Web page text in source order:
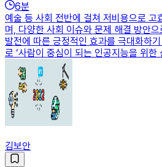
6분
예술 등 사회 전반에 걸쳐 저비용으로 고
며, 다양한 사회 이슈와 문제 해결 방안
발전에 따른 긍정적인 효과를 극대화하
로 ‘사람이 중심이 되는 인공지능을 위한
김보안